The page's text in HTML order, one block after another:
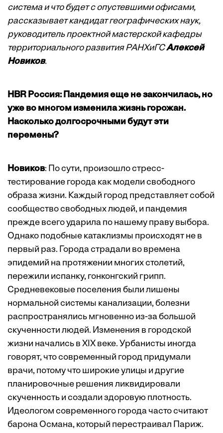
система и что будет с опустевшими офисами,
рассказывает кандидат географических наук,
руководитель проектной мастерской кафедры
территориального развития РАНХиГСАлексей
Новиков.
HBR Россия: Пандемия еще не закончилась, но
уже во многом изменила жизнь горожан.
Насколько долгосрочными будут эти
перемены?
Новиков: По сути, произошло стресс-
тестирование города как модели свободного
образа жизни. Каждый город представляет собой
сообщество свободных людей, и пандемия
прежде всего ударила по нашему праву выбора.
Однако подобные катаклизмы происходят не в
первый раз. Города страдали во времена
эпидемий на протяжении многих столетий,
пережили испанку, гонконгский грипп.
Средневековые поселения были лишены
нормальной системы канализации, болезни
распространялись мгновенно из-за большой
скученности людей. Изменения в городской
жизни начались в XIX веке. Урбанисты иногда
говорят, что современный город придумали
врачи, потому что широкие улицы и другие
планировочные решения ликвидировали
скученность и создали здоровую плотность.
Идеологом современного города часто считают
барона Османа, который перестраивал Париж.